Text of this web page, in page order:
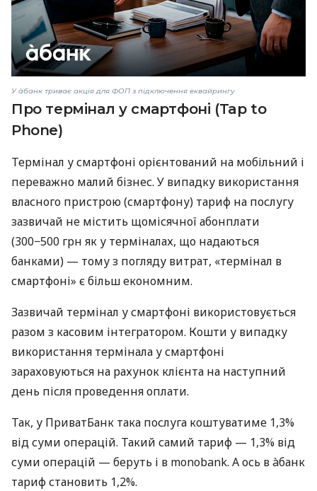
У àбанк триває акція для ФОП з підключення еквайрингу
Про термінал у смартфоні (Tap to
Phone)
Термінал у смартфоні орієнтований на мобільний і
переважно малий бізнес. У випадку використання
власного пристрою (смартфону) тариф на послугу
зазвичай не містить щомісячної абонплати
(300−500 грн як у терміналах, що надаються
банками) — тому з погляду витрат, «термінал в
смартфоні» є більш економним.
Зазвичай термінал у смартфоні використовується
разом з касовим інтегратором. Кошти у випадку
використання термінала у смартфоні
зараховуються на рахунок клієнта на наступний
день після проведення оплати.
Так, у ПриватБанк така послуга коштуватиме 1,3%
від суми операцій. Такий самий тариф — 1,3% від
суми операцій — беруть і в monobank. А ось в àбанк
тариф становить 1,2%.